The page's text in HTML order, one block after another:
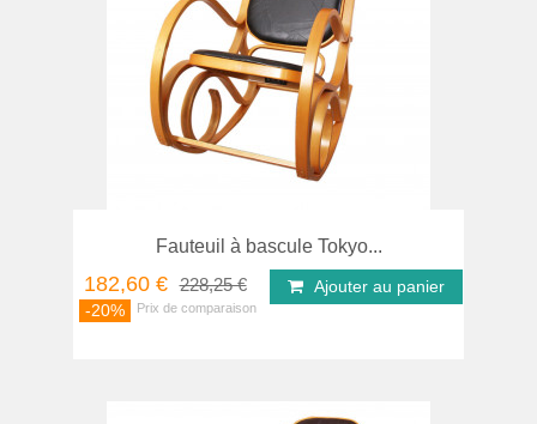
Fauteuil à bascule Tokyo...
182,60 € 228,25 €
-20%
Ajouter au panier